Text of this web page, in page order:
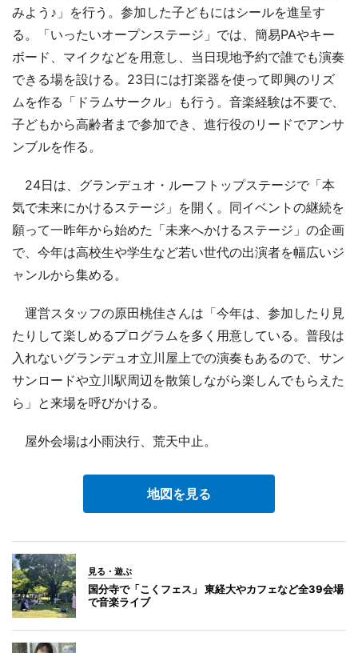
みよう♪」を行う。参加した子どもにはシールを進呈す
る。「いったいオープンステージ」では、簡易PAやキー
ボード、マイクなどを用意し、当日現地予約で誰でも演奏
できる場を設ける。23日には打楽器を使って即興のリズ
ムを作る「ドラムサークル」も行う。音楽経験は不要で、
子どもから高齢者まで参加でき、進行役のリードでアンサ
ンブルを作る。
24日は、グランデュオ・ルーフトップステージで「本
気で未来にかけるステージ」を開く。同イベントの継続を
願って一昨年から始めた「未来へかけるステージ」の企画
で、今年は高校生や学生など若い世代の出演者を幅広いジ
ャンルから集める。
運営スタッフの原田桃佳さんは「今年は、参加したり見
たりして楽しめるプログラムを多く用意している。普段は
入れないグランデュオ立川屋上での演奏もあるので、サン
サンロードや立川駅周辺を散策しながら楽しんでもらえた
ら」と来場を呼びかける。
屋外会場は小雨決行、荒天中止。
地図を見る
見る・遊ぶ
国分寺で「こくフェス」 東経大やカフェなど全39会場
で音楽ライブ